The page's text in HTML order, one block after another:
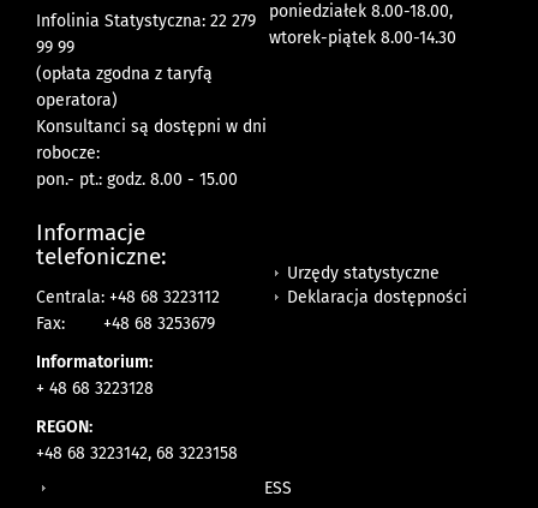
Infolinia Statystyczna: 22 279
99 99
(opłata zgodna z taryfą
operatora)
Konsultanci są dostępni w dni
robocze:
pon.- pt.: godz. 8.00 - 15.00
poniedziałek 8.00-18.00,
wtorek-piątek 8.00-14.30
Informacje
telefoniczne:
Centrala: +48 68 3223112
Fax:
+48 68 3253679
Informatorium:
+ 48 68 3223128
REGON:
+48 68 3223142, 68 3223158
Urzędy statystyczne
Deklaracja dostępności
ESS